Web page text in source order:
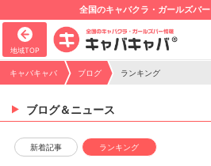
全国のキャバクラ・ガールズバー
地域TOP
キャバキャバ ブログ ランキング
ブログ＆ニュース
新着記事 ランキング